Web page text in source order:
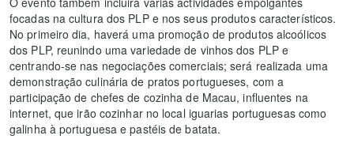
focadas na cultura dos PLP e nos seus produtos característicos.
No primeiro dia, haverá uma promoção de produtos alcoólicos
dos PLP, reunindo uma variedade de vinhos dos PLP e
centrando-se nas negociações comerciais; será realizada uma
demonstração culinária de pratos portugueses, com a
participação de chefes de cozinha de Macau, influentes na
internet, que irão cozinhar no local iguarias portuguesas como
galinha à portuguesa e pastéis de batata.